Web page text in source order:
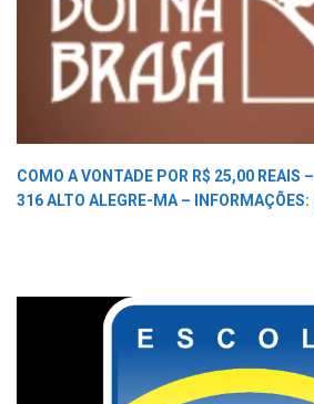
COMO A VONTADE POR R$ 25,00 REAIS –
316 ALTO ALEGRE-MA –